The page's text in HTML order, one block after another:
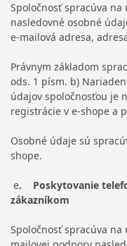
Spoločnosť spracúva
nasledovné osobné
e-mailová adresa,
Právnym základom
ods. 1 písm. b)
údajov spoločnosťou je
registrácie v e-shope a
Osobné údaje sú
shope.
e. Poskytovanie
zákazníkom
Spoločnosť spracúva na